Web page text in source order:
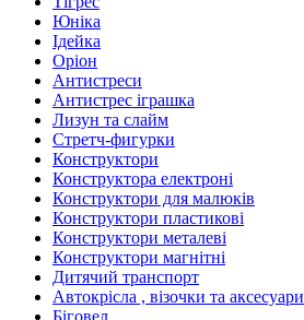
Юніка
Ідейка
Оріон
Антистреси
Антистрес іграшка
Лизун та слайм
Стретч-фигурки
Конструктори
Конструктора електроні
Конструктори для малюків
Конструктори пластикові
Конструктори металеві
Конструктори магнітні
Дитячий транспорт
Автокрісла , візочки та аксесуари
Біговел